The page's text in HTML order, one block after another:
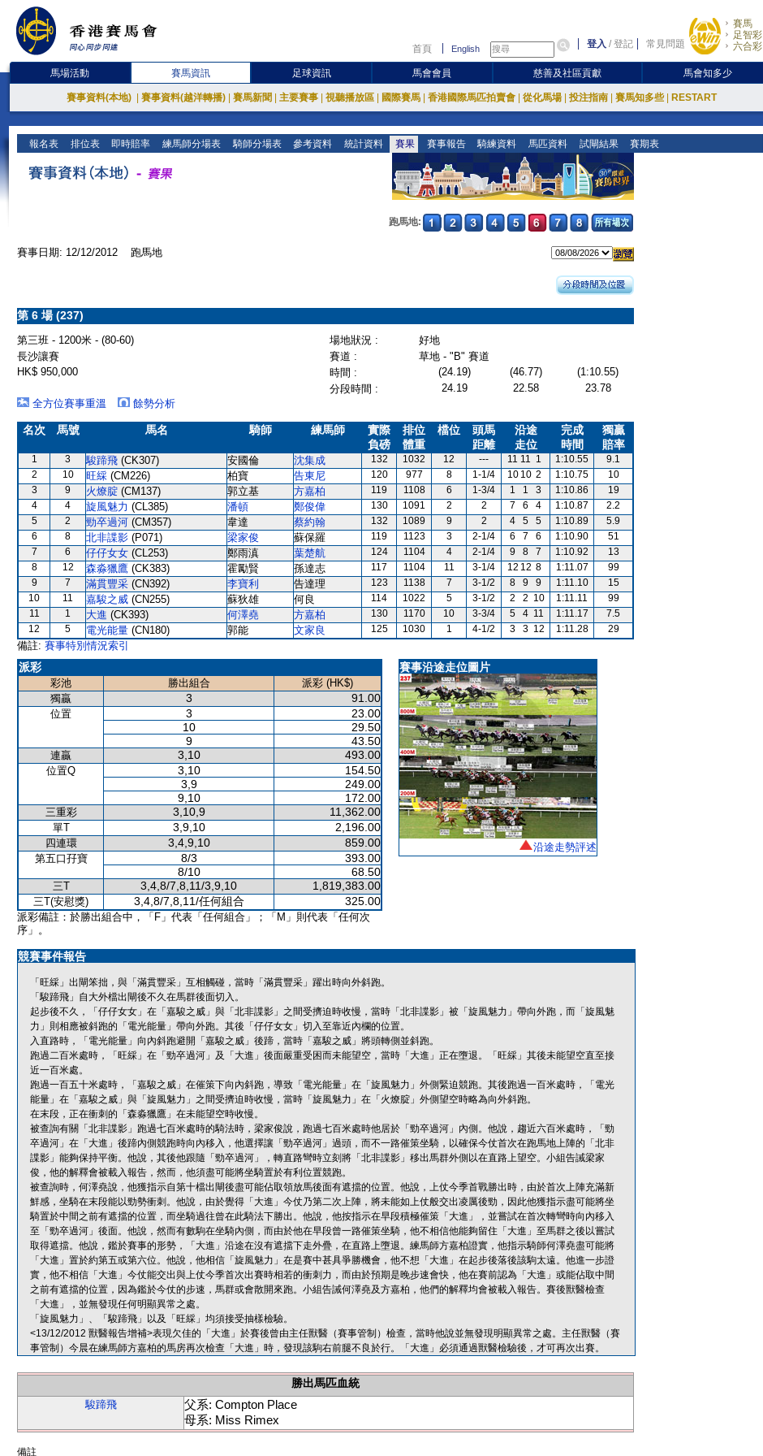
首頁 English 登入 /登記 常見問題
賽馬
足智彩
六合彩
馬場活動 賽馬資訊 足球資訊 馬會會員 慈善及社區貢獻 馬會知多少
賽事資料(本地) 賽事資料(越洋轉播) 賽馬新聞 主要賽事 視聽播放區 國際賽馬 香港國際馬匹拍賣會 從化馬場 投注指南 賽馬知多些 RESTART
報名表 排位表 即時賠率 練馬師分場表 騎師分場表 參考資料 統計資料 賽果 賽事報告 騎練資料 馬匹資料 試閘結果 賽期表
跑馬地:
賽事日期: 12/12/2012 跑馬地
第 6 場 (237)
第三班 - 1200米 - (80-60) 場地狀況 :
好地
長沙讓賽
賽道 :
草地 - "B" 賽道
HK$ 950,000
時間 : (24.19) (46.77)
(1:10.55)
分段時間 :
24.19 22.58
23.78
全方位賽事重溫
餘勢分析
名次 馬號 馬名 騎師 練馬師
實際
負磅
排位
體重
檔位
頭馬
距離
沿途
走位
完成
時間
獨贏
賠率
1 3 駿蹄飛 (CK307) 安國倫 沈集成 132 1032 12 --- 11 11 1 1:10.55
9.1
2
10 旺綵 (CM226) 柏寶 告東尼 120 977 8 1-1/4 10 10 2 1:10.75
10
3
9 火燎腚 (CM137) 郭立基 方嘉柏 119 1108 6 1-3/4 1 1 3 1:10.86
19
4
4 旋風魅力 (CL385) 潘頓 鄭俊偉 130 1091 2 2 7 6 4 1:10.87
2.2
5
2 勁卒過河 (CM357) 韋達 蔡約翰 132 1089 9 2 4 5 5 1:10.89
5.9
6
8 北非諜影 (P071) 梁家俊 蘇保羅 119 1123 3 2-1/4 6 7 6 1:10.90
51
7
6 仔仔女女 (CL253) 鄭雨滇 葉楚航 124 1104 4 2-1/4 9 8 7 1:10.92
13
8
12 森淼獵鷹 (CK383) 霍勵賢 孫達志 117 1104 11 3-1/4 12 12 8 1:11.07
99
9
7 滿貫豐采 (CN392) 李寶利 告達理 123 1138 7 3-1/2 8 9 9 1:11.10
15
10
11 嘉駿之威 (CN255) 蘇狄雄 何良 114 1022 5 3-1/2 2 2 10 1:11.11
99
11
1 大進 (CK393) 何澤堯 方嘉柏 130 1170 10 3-3/4 5 4 11 1:11.17
7.5
12
5 電光能量 (CN180) 郭能 文家良 125 1030 1 4-1/2 3 3 12 1:11.28 29
備註: 賽事特別情況索引
派彩
彩池 勝出組合
派彩 (HK$)
獨贏
3 91.00
位置 3
23.00
10
29.50
9
43.50
連贏 3,10 493.00
位置Q 3,10
154.50
3,9
249.00
9,10
172.00
三重彩 3,10,9 11,362.00
單T 3,9,10 2,196.00
四連環 3,4,9,10 859.00
第五口孖寶 8/3
393.00
8/10
68.50
三T 3,4,8/7,8,11/3,9,10 1,819,383.00
三T(安慰獎) 3,4,8/7,8,11/任何組合 325.00
派彩備註：於勝出組合中，「F」代表「任何組合」；「M」則代表「任何次
序」。
賽事沿途走位圖片
沿途走勢評述
競賽事件報告
「旺綵」出閘笨拙，與「滿貫豐采」互相觸碰，當時「滿貫豐采」躍出時向外斜跑。
「駿蹄飛」自大外檔出閘後不久在馬群後面切入。
起步後不久，「仔仔女女」在「嘉駿之威」與「北非諜影」之間受擠迫時收慢，當時「北非諜影」被「旋風魅力」帶向外跑，而「旋風魅
力」則相應被斜跑的「電光能量」帶向外跑。其後「仔仔女女」切入至靠近內欄的位置。
入直路時，「電光能量」向內斜跑避開「嘉駿之威」後蹄，當時「嘉駿之威」將頭轉側並斜跑。
跑過二百米處時，「旺綵」在「勁卒過河」及「大進」後面嚴重受困而未能望空，當時「大進」正在墮退。「旺綵」其後未能望空直至接
近一百米處。
跑過一百五十米處時，「嘉駿之威」在催策下向內斜跑，導致「電光能量」在「旋風魅力」外側緊迫競跑。其後跑過一百米處時，「電光
能量」在「嘉駿之威」與「旋風魅力」之間受擠迫時收慢，當時「旋風魅力」在「火燎腚」外側望空時略為向外斜跑。
在末段，正在衝刺的「森淼獵鷹」在未能望空時收慢。
被查詢有關「北非諜影」跑過七百米處時的騎法時，梁家俊說，跑過七百米處時他居於「勁卒過河」內側。他說，趨近六百米處時，「勁
卒過河」在「大進」後蹄內側競跑時向內移入，他選擇讓「勁卒過河」過頭，而不一路催策坐騎，以確保今仗首次在跑馬地上陣的「北非
諜影」能夠保持平衡。他說，其後他跟隨「勁卒過河」，轉直路彎時立刻將「北非諜影」移出馬群外側以在直路上望空。小組告誡梁家
俊，他的解釋會被載入報告，然而，他須盡可能將坐騎置於有利位置競跑。
被查詢時，何澤堯說，他獲指示自第十檔出閘後盡可能佔取領放馬後面有遮擋的位置。他說，上仗今季首戰勝出時，由於首次上陣充滿新
鮮感，坐騎在末段能以勁勢衝刺。他說，由於覺得「大進」今仗乃第二次上陣，將未能如上仗般交出凌厲後勁，因此他獲指示盡可能將坐
騎置於中間之前有遮擋的位置，而坐騎過往曾在此騎法下勝出。他說，他按指示在早段積極催策「大進」，並嘗試在首次轉彎時向內移入
至「勁卒過河」後面。他說，然而有數駒在坐騎內側，而由於他在早段曾一路催策坐騎，他不相信他能夠留住「大進」至馬群之後以嘗試
取得遮擋。他說，鑑於賽事的形勢，「大進」沿途在沒有遮擋下走外疊，在直路上墮退。練馬師方嘉柏證實，他指示騎師何澤堯盡可能將
「大進」置於約第五或第六位。他說，他相信「旋風魅力」在是賽中甚具爭勝機會，他不想「大進」在起步後落後該駒太遠。他進一步證
實，他不相信「大進」今仗能交出與上仗今季首次出賽時相若的衝刺力，而由於預期是晚步速會快，他在賽前認為「大進」或能佔取中間
之前有遮擋的位置，因為鑑於今仗的步速，馬群或會散開來跑。小組告誡何澤堯及方嘉柏，他們的解釋均會被載入報告。賽後獸醫檢查
「大進」，並無發現任何明顯異常之處。
「旋風魅力」、「駿蹄飛」以及「旺綵」均須接受抽樣檢驗。
<13/12/2012 獸醫報告增補>表現欠佳的「大進」於賽後曾由主任獸醫（賽事管制）檢查，當時他說並無發現明顯異常之處。主任獸醫（賽
事管制）今晨在練馬師方嘉柏的馬房再次檢查「大進」時，發現該駒右前腿不良於行。「大進」必須通過獸醫檢驗後，才可再次出賽。
勝出馬匹血統
駿蹄飛
父系: Compton Place
母系: Miss Rimex
備註